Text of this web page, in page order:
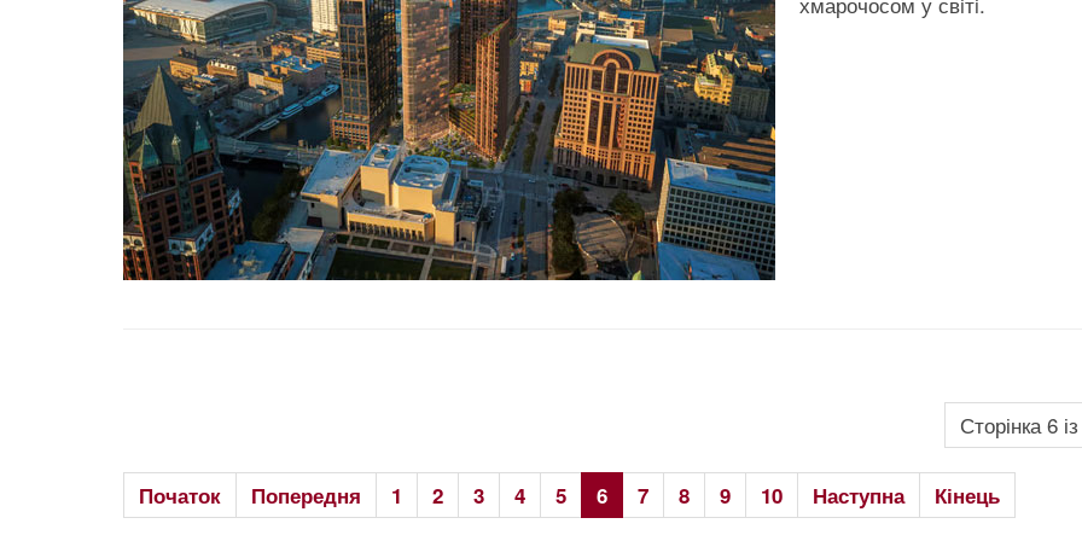
Сторінка 6
Початок Попередня 1 2 3 4 5 6 7 8 9 10 Наступна Кінець